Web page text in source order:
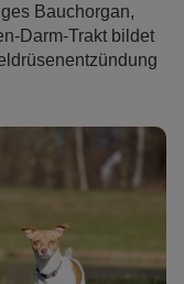
Bauchorgan,
Darm-Trakt bildet
Krankheit